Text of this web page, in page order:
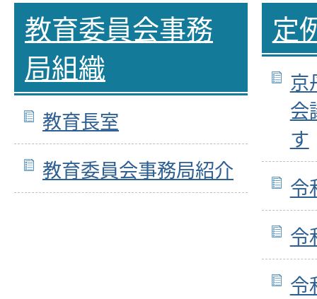
教育委員会事務
局組織
教育長室
教育委員会事務局紹介
定
京
会
す
令
令
令